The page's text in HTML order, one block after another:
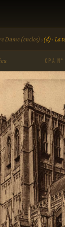
Dame (enclos) ›(d)- La
CPA